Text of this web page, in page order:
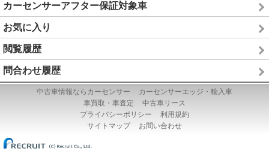
カーセンサーアフター保証対象車
お気に入り
閲覧履歴
問合わせ履歴
中古車情報ならカーセンサー
カーセンサーエッジ・輸入車
車買取・車査定
中古車リース
プライバシーポリシー
利用規約
サイトマップ
お問い合わせ